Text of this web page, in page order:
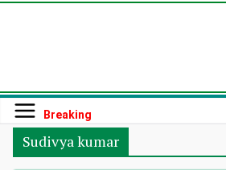
Breaking
Sudivya kumar